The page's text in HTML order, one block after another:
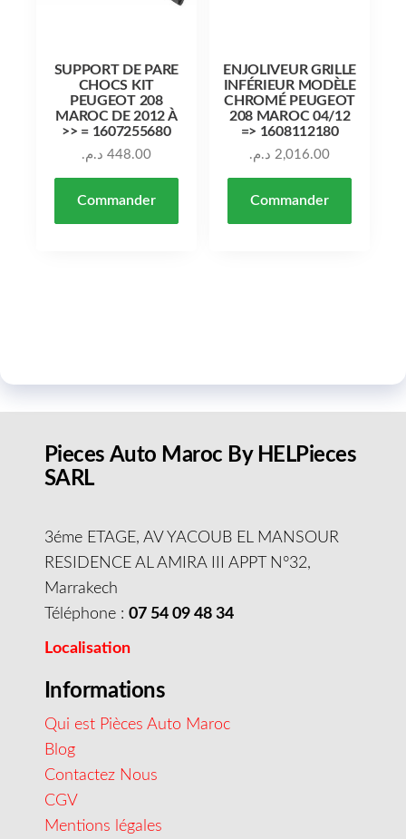
SUPPORT DE PARE
CHOCS KIT
PEUGEOT 208
MAROC DE 2012 À
>> = 1607255680
448.00 د.م.
Commander
ENJOLIVEUR GRILLE
INFÉRIEUR MODÈLE
CHROMÉ PEUGEOT
208 MAROC 04/12
=> 1608112180
2,016.00 د.م.
Commander
Pieces Auto Maroc By HELPieces
SARL
3éme ETAGE, AV YACOUB EL MANSOUR
RESIDENCE AL AMIRA III APPT N°32,
Marrakech
Téléphone : 07 54 09 48 34
Localisation
Informations
Qui est Pièces Auto Maroc
Blog
Contactez Nous
CGV
Mentions légales